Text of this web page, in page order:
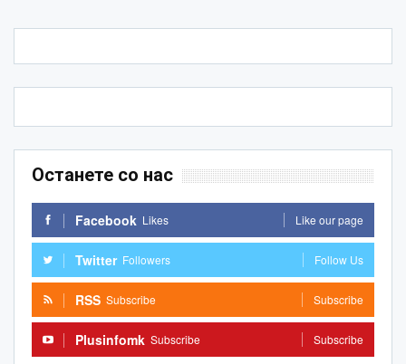
Останете со нас
Facebook Likes Like our page
Twitter Followers Follow Us
RSS Subscribe Subscribe
Plusinfomk Subscribe Subscribe